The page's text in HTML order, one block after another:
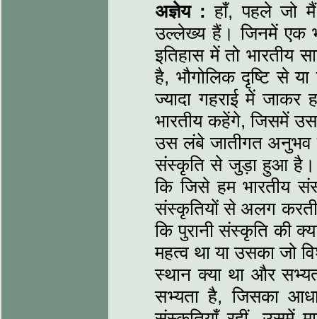
अज्ञेय : हाँ, पहले जो
उल्लेख्य हैं। जिनमें एक
इतिहास में तो भारतीय
है, भौगोलिक दृष्टि से
ज्यादा गहराई में जाकर
भारतीय कहेंगे, जिसमें
उस लंबे जातीगत अनुभव
संस्कृति से जुड़ा हुआ है।
कि जिसे हम भारतीय
संस्कृतियों से अलग करती
कि पुरानी संस्कृति की
महत्व था या उसका जो
स्थान क्या था और
सभ्यता है, जिसका